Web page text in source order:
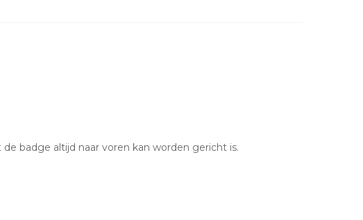
badge altijd naar voren kan worden gericht is.